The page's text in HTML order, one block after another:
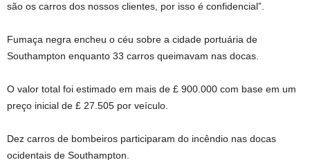
são os carros dos nossos clientes, por isso é confidencial”.
Fumaça negra encheu o céu sobre a cidade portuária de
Southampton enquanto 33 carros queimavam nas docas.
O valor total foi estimado em mais de £ 900.000 com base em um
preço inicial de £ 27.505 por veículo.
Dez carros de bombeiros participaram do incêndio nas docas
ocidentais de Southampton.